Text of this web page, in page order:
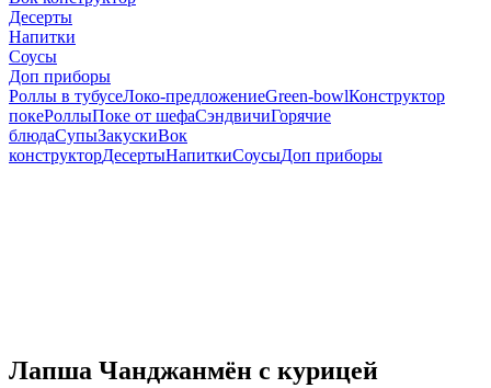
Десерты
Напитки
Соусы
Доп приборы
Роллы в тубусеЛоко-предложениеGreen-bowlКонструктор
покеРоллыПоке от шефаСэндвичиГорячие
блюдаСупыЗакускиВок
конструкторДесертыНапиткиСоусыДоп приборы
Лапша Чанджанмён с курицей